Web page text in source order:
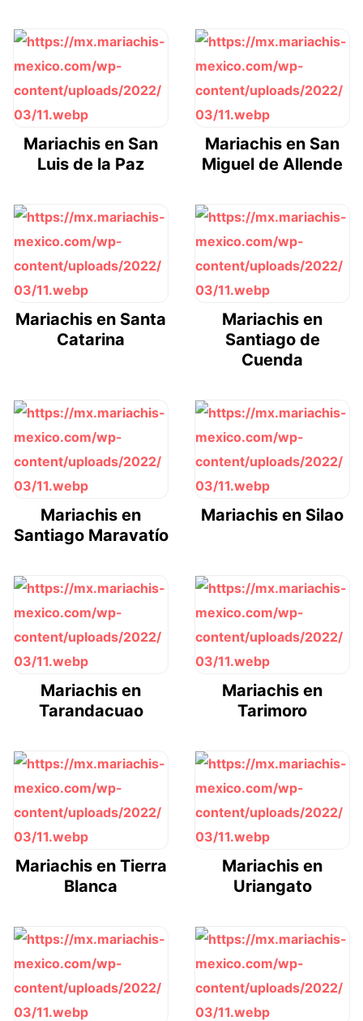
Mariachis en San
Luis de la Paz
Mariachis en San
Miguel de Allende
Mariachis en Santa
Catarina
Mariachis en
Santiago de
Cuenda
Mariachis en
Santiago Maravatío
Mariachis en Silao
Mariachis en
Tarandacuao
Mariachis en
Tarimoro
Mariachis en Tierra
Blanca
Mariachis en
Uriangato